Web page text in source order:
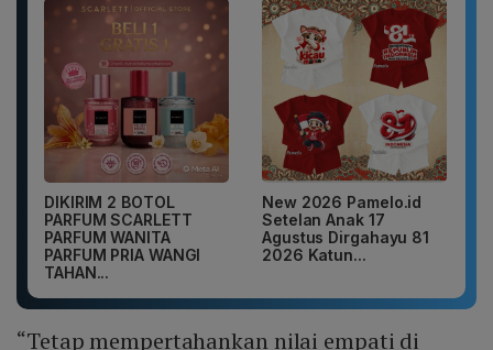
DIKIRIM 2 BOTOL
PARFUM SCARLETT
PARFUM WANITA
PARFUM PRIA WANGI
TAHAN...
New 2026 Pamelo.id
Setelan Anak 17
Agustus Dirgahayu 81
2026 Katun...
“Tetap mempertahankan nilai empati di